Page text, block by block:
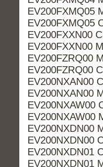
EV200FXMQ05
EV200FXMQ05
EV200FXXN00
EV200FXXN00
EV200FZRQ00
EV200FZRQ00
EV200NXAN00
EV200NXAN00
EV200NXAW00
EV200NXAW00
EV200NXDN00
EV200NXDN00
EV200NXDN01
EV200NXDN01